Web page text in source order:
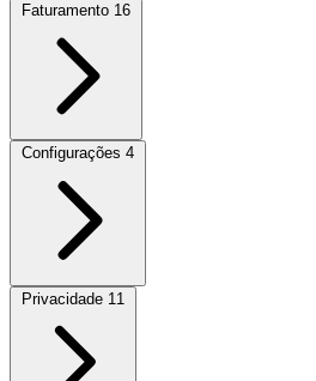
Faturamento 16
Configurações 4
Privacidade 11